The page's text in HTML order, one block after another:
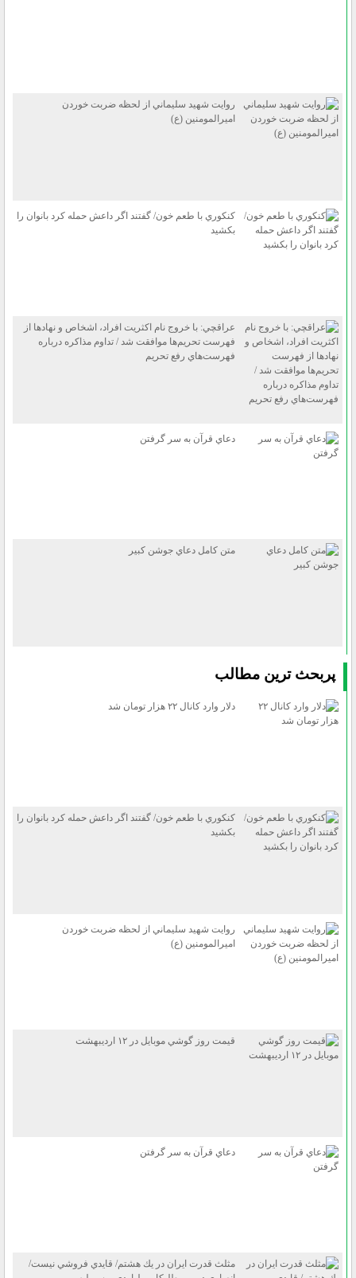
روايت شهيد سليماني از لحظه ضربت خوردن
اميرالمومنين (ع)
كنكوري با طعم خون/ گفتند اگر داعش حمله كرد بانوان را
بكشيد
عراقچي: با خروج نام اكثريت افراد، اشخاص و نهاد‌ها از
فهرست تحريم‌ها موافقت شد / تداوم مذاكره درباره
فهرست‌هاي رفع تحريم
دعاي قرآن به سر گرفتن
متن كامل دعاي جوشن كبير
پربحث ترين مطالب
دلار وارد كانال ۲۲ هزار تومان شد
كنكوري با طعم خون/ گفتند اگر داعش حمله كرد بانوان را
بكشيد
روايت شهيد سليماني از لحظه ضربت خوردن
اميرالمومنين (ع)
قيمت روز گوشي موبايل در ۱۲ ارديبهشت
دعاي قرآن به سر گرفتن
مثلث قدرت ايران در يك هشتم/ قايدي فروشي نيست/